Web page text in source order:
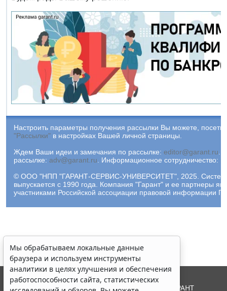
Настроить параметры получения рассылки Вы можете,
"Рассылки" в настройках Вашей личной страницы.
Ждем Ваши идеи и замечания по рассылке: editor@garant.ru
рассылке: adv@garant.ru Информационное сотрудничество:
© ООО "НПП "ГАРАНТ-СЕРВИС-УНИВЕРСИТЕТ", 2025.
выпускается с 1990 года. Компания "Гарант" и ее партнеры
участниками Российской ассоциации правовой информации
Мы обрабатываем локальные данные
браузера и используем инструменты
аналитики в целях улучшения и обеспечения
работоспособности сайта, статистических
© ООО "НПП "ГАРАНТ-СЕРВИС", 2026. Система ГАРАНТ